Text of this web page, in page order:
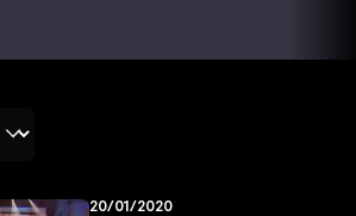
20/01/2020